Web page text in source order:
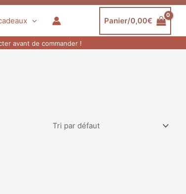
Panier/0,00€
avant de commander !